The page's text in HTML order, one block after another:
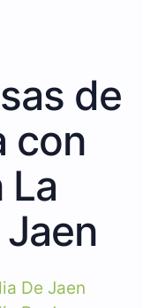
de
con
La
De Jaen